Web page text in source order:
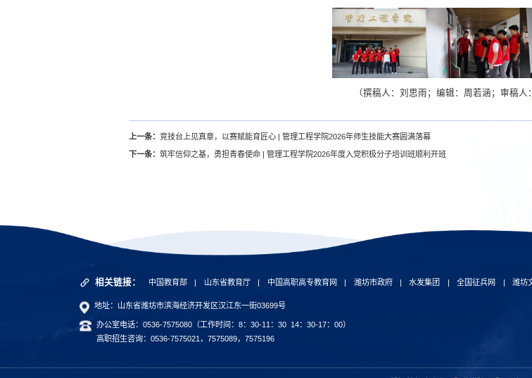
（撰稿人：刘思雨；编辑：周若涵；审稿人
上一条： 竞技台上见真章，以赛赋能育匠心 | 管理工程学院2026年师生技能大赛圆满落幕
下一条： 筑牢信仰之基，勇担青春使命 | 管理工程学院2026年度入党积极分子培训班顺利开班
相关链接： 中国教育部 山东省教育厅 中国高职高专教育网 潍坊市政府 水发集团 全国征兵网 潍坊
地址：山东省潍坊市滨海经济开发区汉江东一街03699号
办公室电话：0536-7575080（工作时间：8：30-11：30 14：30-17：00）
高职招生咨询：0536-7575021，7575089，7575196